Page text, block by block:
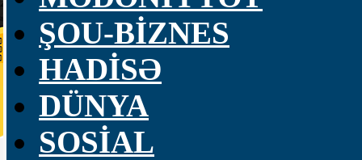
ŞOU-BİZNES
HADİSƏ
DÜNYA
SOSİAL